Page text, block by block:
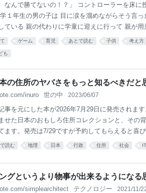
なんで勝てないの！？」 コントローラーを床に
１年生の男の子は 目に涙を溜めながらそう言
ている 親の代わりに学童に迎えに行って 親が用
の後は一緒に遊びながら 友人が帰ってくるのを待
ームはあまりやらないし 友人のパートナーつ
怒るから一緒にゲームはしない」 と子どもに言
の大人に 彼は毎回 「ご飯食べたらゲームしよ
ゲーム 育児 あとで読む 子供 考え方
も
の住所のヤバさをもっと知るべきだ
inuro 世の中 2023/06/07
事を元にした本が2026年7月29日に発売されま
せた日本のおもしろ住所コレクションと、その
ます。発売は7/29ですが予約してもらえると喜
クはこちらです。 紙書籍版： https://amzn.to/
いたいだとかデジタル音痴」だの「住所の正規
、たいへんフットワークの軽やかな言説の数々
名寄せに少しでも関わったことのあるエンジニ
読む 地理 日本 行政 住所 社会 IT
グというより物事が出来るようにな
simplearchitect テクノロジー 2021/11/